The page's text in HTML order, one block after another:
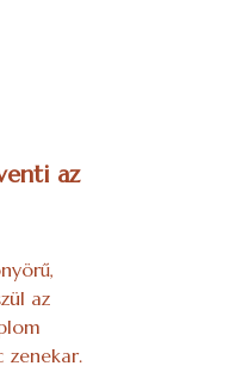
az
az
zenekar.